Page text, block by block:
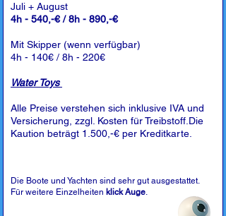
Juli + August
4h - 540,-€ / 8h - 890,-€
Mit Skipper (wenn verfügbar)
4h - 140€ / 8h - 220€
Water Toys
Alle Preise verstehen sich inklusive IVA und
Versicherung, zzgl. Kosten für Treibstoff.Die
Kaution beträgt 1.500,-€ per Kreditkarte.
Die Boote und Yachten sind sehr gut ausgestattet.
Für weitere Einzelheiten klick Auge.